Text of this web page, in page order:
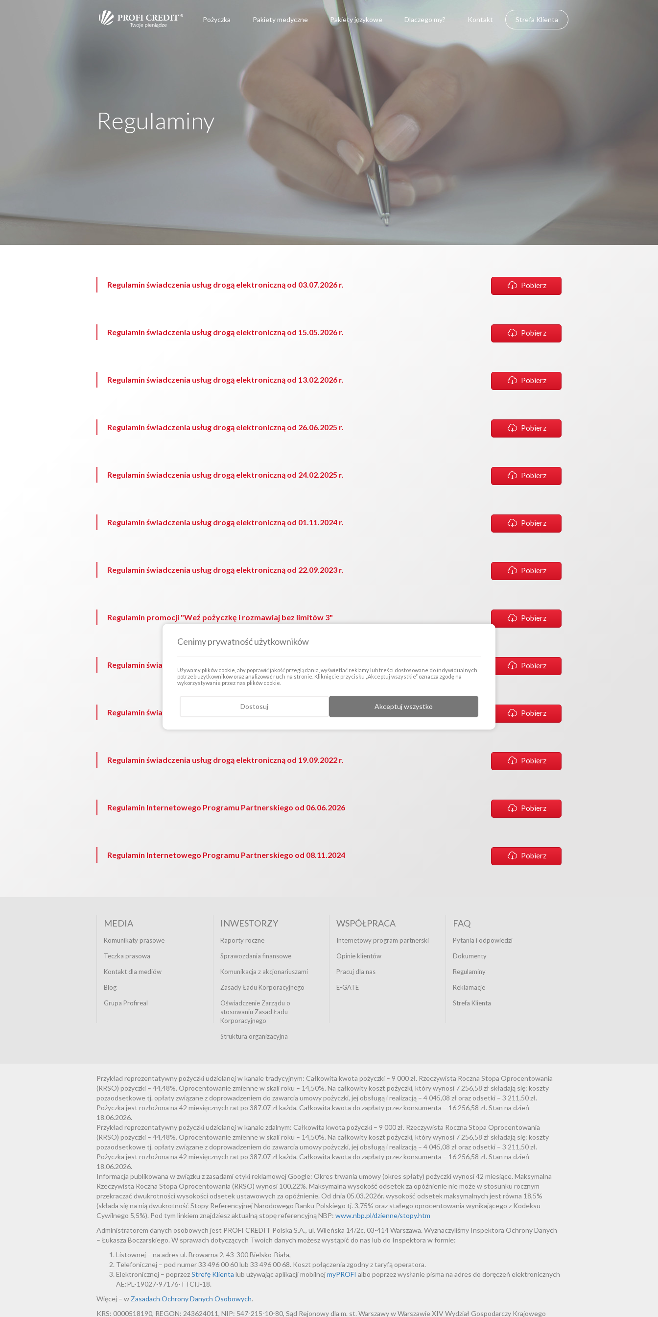
Pożyczka Pakiety medyczne Pakiety językowe Dlaczego my? Kontakt Strefa Klienta
Regulaminy
Regulamin świadczenia usług drogą elektroniczną od 03.07.2026 r. Pobierz
Regulamin świadczenia usług drogą elektroniczną od 15.05.2026 r. Pobierz
Regulamin świadczenia usług drogą elektroniczną od 13.02.2026 r. Pobierz
Regulamin świadczenia usług drogą elektroniczną od 26.06.2025 r. Pobierz
Regulamin świadczenia usług drogą elektroniczną od 24.02.2025 r. Pobierz
Regulamin świadczenia usług drogą elektroniczną od 01.11.2024 r. Pobierz
Regulamin świadczenia usług drogą elektroniczną od 22.09.2023 r. Pobierz
Regulamin promocji "Weź pożyczkę i rozmawiaj bez limitów 3" Pobierz
Regulamin świadczenia usług drogą elektroniczną od 18.05.2023 r. Pobierz
Regulamin świadczenia usług drogą elektroniczną od 16.02.2023 r. Pobierz
Regulamin świadczenia usług drogą elektroniczną od 19.09.2022 r. Pobierz
Regulamin Internetowego Programu Partnerskiego od 06.06.2026 Pobierz
Regulamin Internetowego Programu Partnerskiego od 08.11.2024 Pobierz
Cenimy prywatność użytkowników
Używamy plików cookie, aby poprawić jakość przeglądania, wyświetlać reklamy lub treści dostosowane do indywidualnych
potrzeb użytkowników oraz analizować ruch na stronie. Kliknięcie przycisku „Akceptuj wszystkie” oznacza zgodę na
wykorzystywanie przez nas plików cookie.
Dostosuj Akceptuj wszystko
MEDIA
Komunikaty prasowe
Teczka prasowa
Kontakt dla mediów
Blog
Grupa Profireal
INWESTORZY
Raporty roczne
Sprawozdania finansowe
Komunikacja z akcjonariuszami
Zasady Ładu Korporacyjnego
Oświadczenie Zarządu o
stosowaniu Zasad Ładu
Korporacyjnego
Struktura organizacyjna
WSPÓŁPRACA
Internetowy program partnerski
Opinie klientów
Pracuj dla nas
E-GATE
FAQ
Pytania i odpowiedzi
Dokumenty
Regulaminy
Reklamacje
Strefa Klienta
Przykład reprezentatywny pożyczki udzielanej w kanale tradycyjnym: Całkowita kwota pożyczki – 9 000 zł. Rzeczywista Roczna Stopa Oprocentowania
(RRSO) pożyczki – 44,48%. Oprocentowanie zmienne w skali roku – 14,50%. Na całkowity koszt pożyczki, który wynosi 7 256,58 zł składają się: koszty
pozaodsetkowe tj. opłaty związane z doprowadzeniem do zawarcia umowy pożyczki, jej obsługą i realizacją – 4 045,08 zł oraz odsetki – 3 211,50 zł.
Pożyczka jest rozłożona na 42 miesięcznych rat po 387.07 zł każda. Całkowita kwota do zapłaty przez konsumenta – 16 256,58 zł. Stan na dzień
18.06.2026.
Przykład reprezentatywny pożyczki udzielanej w kanale zdalnym: Całkowita kwota pożyczki – 9 000 zł. Rzeczywista Roczna Stopa Oprocentowania
(RRSO) pożyczki – 44,48%. Oprocentowanie zmienne w skali roku – 14,50%. Na całkowity koszt pożyczki, który wynosi 7 256,58 zł składają się: koszty
pozaodsetkowe tj. opłaty związane z doprowadzeniem do zawarcia umowy pożyczki, jej obsługą i realizacją – 4 045,08 zł oraz odsetki – 3 211,50 zł.
Pożyczka jest rozłożona na 42 miesięcznych rat po 387.07 zł każda. Całkowita kwota do zapłaty przez konsumenta – 16 256,58 zł. Stan na dzień
18.06.2026.
Informacja publikowana w związku z zasadami etyki reklamowej Google: Okres trwania umowy (okres spłaty) pożyczki wynosi 42 miesiące. Maksymalna
Rzeczywista Roczna Stopa Oprocentowania (RRSO) wynosi 100,22%. Maksymalna wysokość odsetek za opóźnienie nie może w stosunku rocznym
przekraczać dwukrotności wysokości odsetek ustawowych za opóźnienie. Od dnia 05.03.2026r. wysokość odsetek maksymalnych jest równa 18,5%
(składa się na nią dwukrotność Stopy Referencyjnej Narodowego Banku Polskiego tj. 3,75% oraz stałego oprocentowania wynikającego z Kodeksu
Cywilnego 5,5%). Pod tym linkiem znajdziesz aktualną stopę referencyjną NBP: www.nbp.pl/dzienne/stopy.htm
Administratorem danych osobowych jest PROFI CREDIT Polska S.A., ul. Wileńska 14/2c, 03-414 Warszawa. Wyznaczyliśmy Inspektora Ochrony Danych
– Łukasza Boczarskiego. W sprawach dotyczących Twoich danych możesz wystąpić do nas lub do Inspektora w formie:
Listownej – na adres ul. Browarna 2, 43-300 Bielsko-Biała,
Telefonicznej – pod numer 33 496 00 60 lub 33 496 00 68. Koszt połączenia zgodny z taryfą operatora.
Elektronicznej – poprzezStrefę Klienta lub używając aplikacji mobilnejmyPROFI albo poprzez wysłanie pisma na adres do doręczeń elektronicznych
AE:PL-19027-97176-TTCIJ-18.
Więcej – w Zasadach Ochrony Danych Osobowych.
KRS: 0000518190, REGON: 243624011, NIP: 547-215-10-80, Sąd Rejonowy dla m. st. Warszawy w Warszawie XIV Wydział Gospodarczy Krajowego